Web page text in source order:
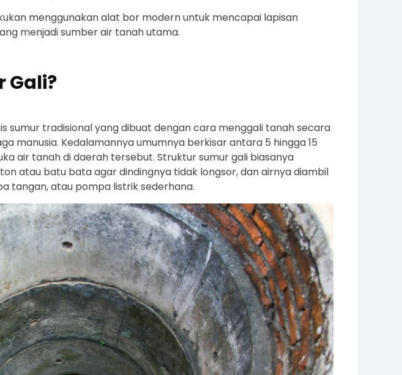
menggunakan alat bor modern untuk mencapai lapisan
menjadi sumber air tanah utama.
Gali?
sumur tradisional yang dibuat dengan cara menggali tanah secara
manusia. Kedalamannya umumnya berkisar antara 5 hingga 15
air tanah di daerah tersebut. Struktur sumur gali biasanya
atau batu bata agar dindingnya tidak longsor, dan airnya diambil
tangan, atau pompa listrik sederhana.